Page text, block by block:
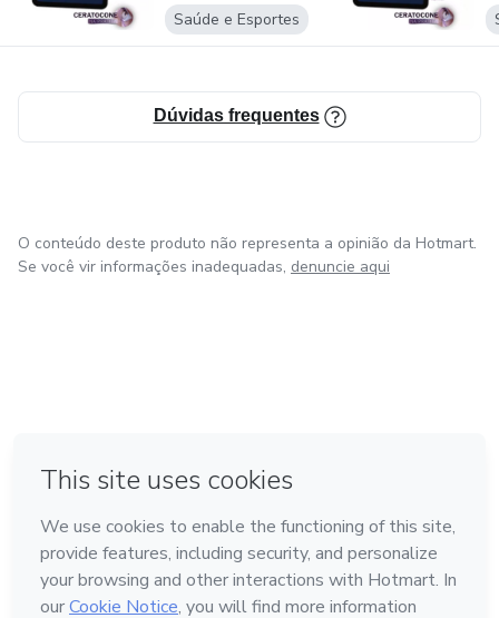
precoce
Saúde e Esportes
Dúvidas frequentes
O conteúdo deste produto não representa a opinião da Hotmart.
Se você vir informações inadequadas, denuncie aqui
Feito com ❤ na Cidade do México
Conheça a Hotmart